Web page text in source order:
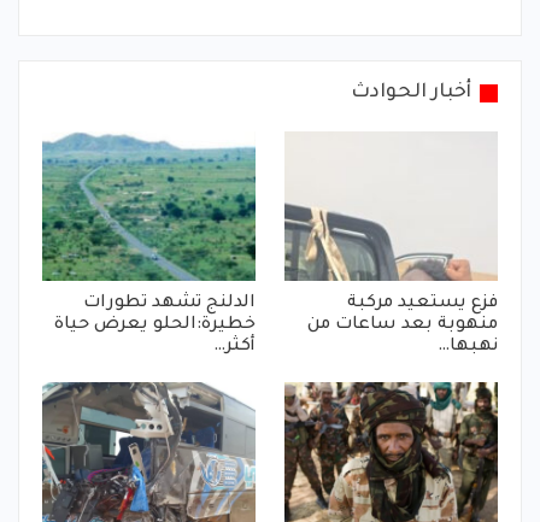
أخبار الحوادث
فزع يستعيد مركبة
منهوبة بعد ساعات من
نهبها…
الدلنج تشهد تطورات
خطيرة:الحلو يعرض حياة
أكثر…